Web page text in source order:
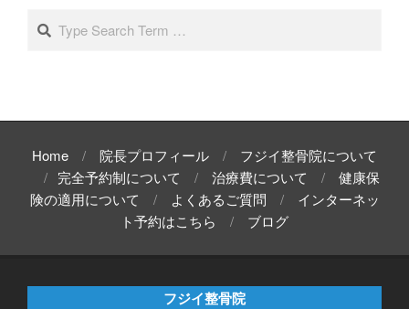
ブSearch
Home 院長プロフィール
フジイ整骨院について
完全予約制について
治療費について
健康保
険の適用について
よくあるご質問
インターネッ
ト予約はこちら
ブログ
フジイ整骨院